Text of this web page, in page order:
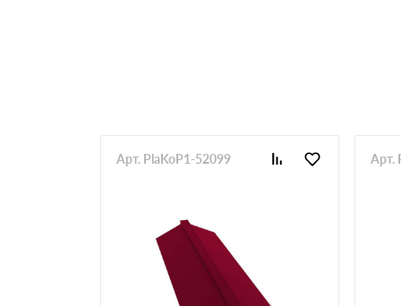
Арт. PlaKoP1-52099 Арт.